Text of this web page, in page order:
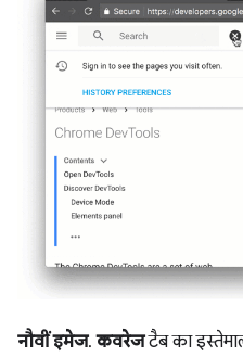
नौवीं इमेज.कवरेजटैब का